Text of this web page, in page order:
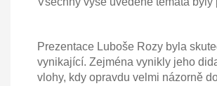
Prezentace Luboše Rozy byla
vynikající. Zejména vynikly jeho
vlohy, kdy opravdu velmi názorně